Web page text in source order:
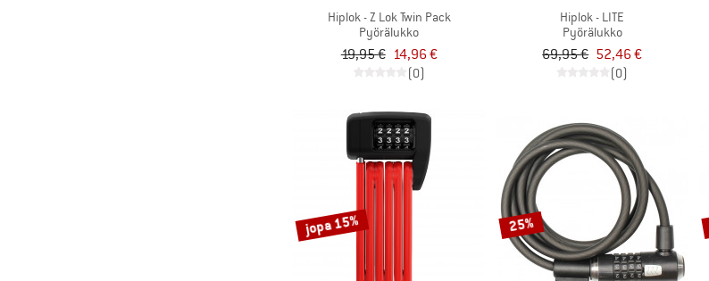
Hiplok - Z Lok Twin Pack
Pyörälukko
19,95 € 14,96 €
(0)
Hiplok - LITE
Pyörälukko
69,95 € 52,46 €
(0)
jopa 15% 25%